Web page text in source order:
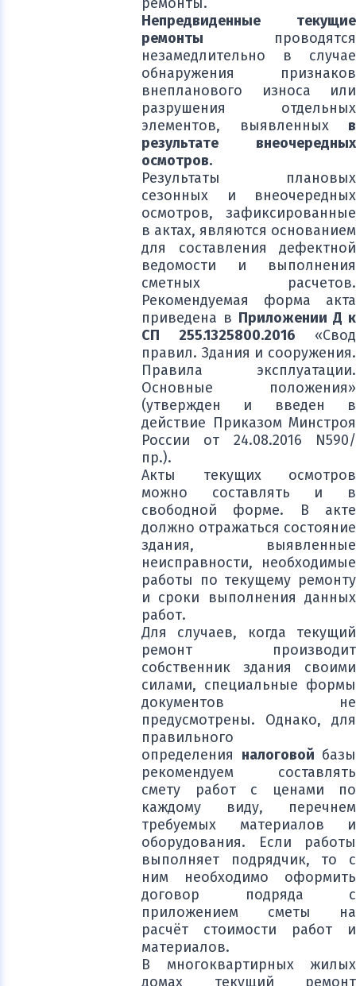
Непредвиденные текущие
ремонты проводятся
незамедлительно в случае
обнаружения признаков
внепланового износа или
разрушения отдельных
элементов, выявленных в
результате внеочередных
осмотров.
Результаты плановых
сезонных и внеочередных
осмотров, зафиксированные
в актах, являются основанием
для составления дефектной
ведомости и выполнения
сметных расчетов.
Рекомендуемая форма акта
приведена в Приложении Д к
СП 255.1325800.2016 «Свод
правил. Здания и сооружения.
Правила эксплуатации.
Основные положения»
(утвержден и введен в
действие Приказом Минстроя
России от 24.08.2016 N590/
пр.).
Акты текущих осмотров
можно составлять и в
свободной форме. В акте
должно отражаться состояние
здания, выявленные
неисправности, необходимые
работы по текущему ремонту
и сроки выполнения данных
работ.
Для случаев, когда текущий
ремонт производит
собственник здания своими
силами, специальные формы
документов не
предусмотрены. Однако, для
правильного
определения налоговой базы
рекомендуем составлять
смету работ с ценами по
каждому виду, перечнем
требуемых материалов и
оборудования. Если работы
выполняет подрядчик, то с
ним необходимо оформить
договор подряда с
приложением сметы на
расчёт стоимости работ и
материалов.
В многоквартирных жилых
домах текущий ремонт